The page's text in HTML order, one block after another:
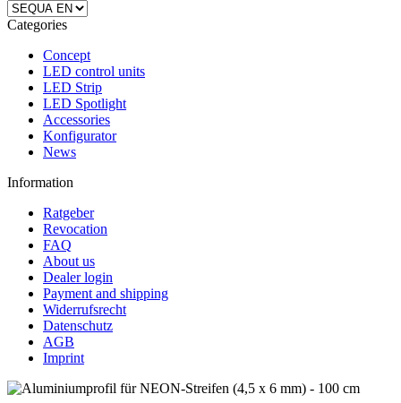
Categories
Concept
LED control units
LED Strip
LED Spotlight
Accessories
Konfigurator
News
Information
Ratgeber
Revocation
FAQ
About us
Dealer login
Payment and shipping
Widerrufsrecht
Datenschutz
AGB
Imprint